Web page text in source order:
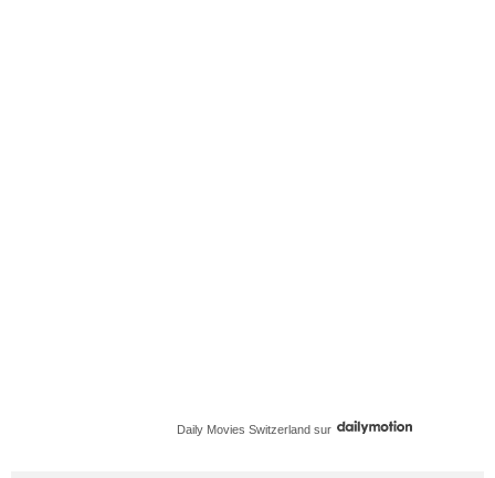
Daily Movies Switzerland sur